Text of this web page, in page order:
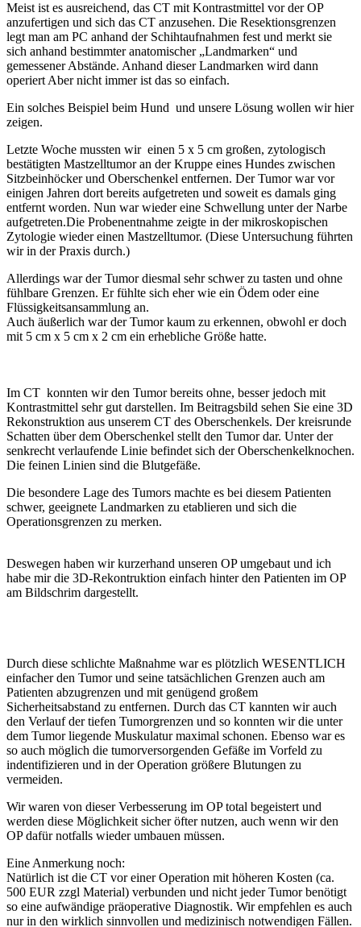
Meist ist es ausreichend, das CT mit Kontrastmittel vor der OP
anzufertigen und sich das CT anzusehen. Die Resektionsgrenzen
legt man am PC anhand der Schihtaufnahmen fest und merkt sie
sich anhand bestimmter anatomischer „Landmarken“ und
gemessener Abstände. Anhand dieser Landmarken wird dann
operiert Aber nicht immer ist das so einfach.
Ein solches Beispiel beim Hund und unsere Lösung wollen wir hier
zeigen.
Letzte Woche mussten wir einen 5 x 5 cm großen, zytologisch
bestätigten Mastzelltumor an der Kruppe eines Hundes zwischen
Sitzbeinhöcker und Oberschenkel entfernen. Der Tumor war vor
einigen Jahren dort bereits aufgetreten und soweit es damals ging
entfernt worden. Nun war wieder eine Schwellung unter der Narbe
aufgetreten.Die Probenentnahme zeigte in der mikroskopischen
Zytologie wieder einen Mastzelltumor. (Diese Untersuchung führten
wir in der Praxis durch.)
Allerdings war der Tumor diesmal sehr schwer zu tasten und ohne
fühlbare Grenzen. Er fühlte sich eher wie ein Ödem oder eine
Flüssigkeitsansammlung an.
Auch äußerlich war der Tumor kaum zu erkennen, obwohl er doch
mit 5 cm x 5 cm x 2 cm ein erhebliche Größe hatte.
Im CT konnten wir den Tumor bereits ohne, besser jedoch mit
Kontrastmittel sehr gut darstellen. Im Beitragsbild sehen Sie eine 3D
Rekonstruktion aus unserem CT des Oberschenkels. Der kreisrunde
Schatten über dem Oberschenkel stellt den Tumor dar. Unter der
senkrecht verlaufende Linie befindet sich der Oberschenkelknochen.
Die feinen Linien sind die Blutgefäße.
Die besondere Lage des Tumors machte es bei diesem Patienten
schwer, geeignete Landmarken zu etablieren und sich die
Operationsgrenzen zu merken.
Deswegen haben wir kurzerhand unseren OP umgebaut und ich
habe mir die 3D-Rekontruktion einfach hinter den Patienten im OP
am Bildschrim dargestellt.
Durch diese schlichte Maßnahme war es plötzlich WESENTLICH
einfacher den Tumor und seine tatsächlichen Grenzen auch am
Patienten abzugrenzen und mit genügend großem
Sicherheitsabstand zu entfernen. Durch das CT kannten wir auch
den Verlauf der tiefen Tumorgrenzen und so konnten wir die unter
dem Tumor liegende Muskulatur maximal schonen. Ebenso war es
so auch möglich die tumorversorgenden Gefäße im Vorfeld zu
indentifizieren und in der Operation größere Blutungen zu
vermeiden.
Wir waren von dieser Verbesserung im OP total begeistert und
werden diese Möglichkeit sicher öfter nutzen, auch wenn wir den
OP dafür notfalls wieder umbauen müssen.
Eine Anmerkung noch:
Natürlich ist die CT vor einer Operation mit höheren Kosten (ca.
500 EUR zzgl Material) verbunden und nicht jeder Tumor benötigt
so eine aufwändige präoperative Diagnostik. Wir empfehlen es auch
nur in den wirklich sinnvollen und medizinisch notwendigen Fällen.